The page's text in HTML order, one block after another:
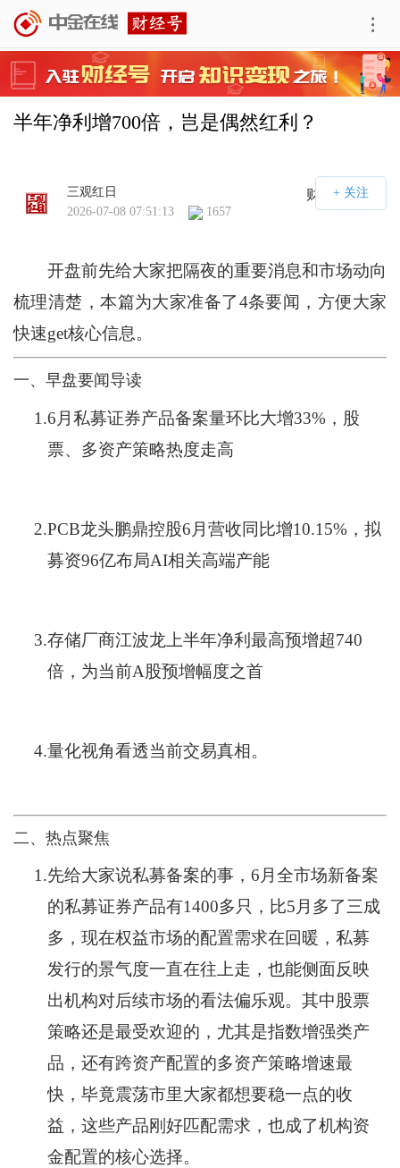
半年净利增700倍，岂是偶然红利？
财经号APP
三观红日
2026-07-08 07:51:13
1657
开盘前先给大家把隔夜的重要消息和市场动向
梳理清楚，本篇为大家准备了4条要闻，方便大家
快速get核心信息。
一、早盘要闻导读
1.6月私募证券产品备案量环比大增33%，股
票、多资产策略热度走高
2.PCB龙头鹏鼎控股6月营收同比增10.15%，拟
募资96亿布局AI相关高端产能
3.存储厂商江波龙上半年净利最高预增超740
倍，为当前A股预增幅度之首
4.量化视角看透当前交易真相。
二、热点聚焦
1.先给大家说私募备案的事，6月全市场新备案
的私募证券产品有1400多只，比5月多了三成
多，现在权益市场的配置需求在回暖，私募
发行的景气度一直在往上走，也能侧面反映
出机构对后续市场的看法偏乐观。其中股票
策略还是最受欢迎的，尤其是指数增强类产
品，还有跨资产配置的多资产策略增速最
快，毕竟震荡市里大家都想要稳一点的收
益，这些产品刚好匹配需求，也成了机构资
金配置的核心选择。